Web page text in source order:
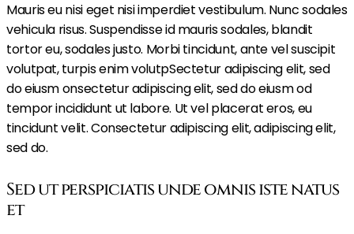
Mauris eu nisi eget nisi imperdiet vestibulum. Nunc sodales
vehicula risus. Suspendisse id mauris sodales, blandit
tortor eu, sodales justo. Morbi tincidunt, ante vel suscipit
volutpat, turpis enim volutpSectetur adipiscing elit, sed
do eiusm onsectetur adipiscing elit, sed do eiusm od
tempor incididunt ut labore. Ut vel placerat eros, eu
tincidunt velit. Consectetur adipiscing elit, adipiscing elit,
sed do.
Sed ut perspiciatis unde omnis iste natus
et